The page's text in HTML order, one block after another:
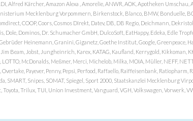
Alfred Kärcher, Amazon Alexa , Amorelie, ANWR, AOK, Apotheken
Mecklenburg Vorpommern, Birkenstock, Blanco, BMW, Bonduelle,
COOP, Coors, Cosmos DIrekt, Datev, DB, DB Regio, Deichmann,
Dole, Dominos, Dr. Schumacher GmbH, DulcoSoft, EatHappy, Edeka, Edle
Heinemann, Granini, Giganetz, Goethe Institut, Google, Greenpeace,
Beam, Jobst, Jungheinrich, Karex, KATAG, Kaufland, Kerrygold, Kikkoman,
McDonalds, Meßmer, Merci, Michelob, Milka, MOIA, Müller, NEFF,
Payever, Penny, Pepsi, Perfood, Raffaello, Raiffeisenbank, Ratiopharm,
SMART, Snipes, SOMAT, Spiegel, Sport 2000, Staatskanzlei Mecklenburg
Toyota, Trilux, TUI, Union Investment, Vanguard, VGH, Volkswagen, Vorwerk,